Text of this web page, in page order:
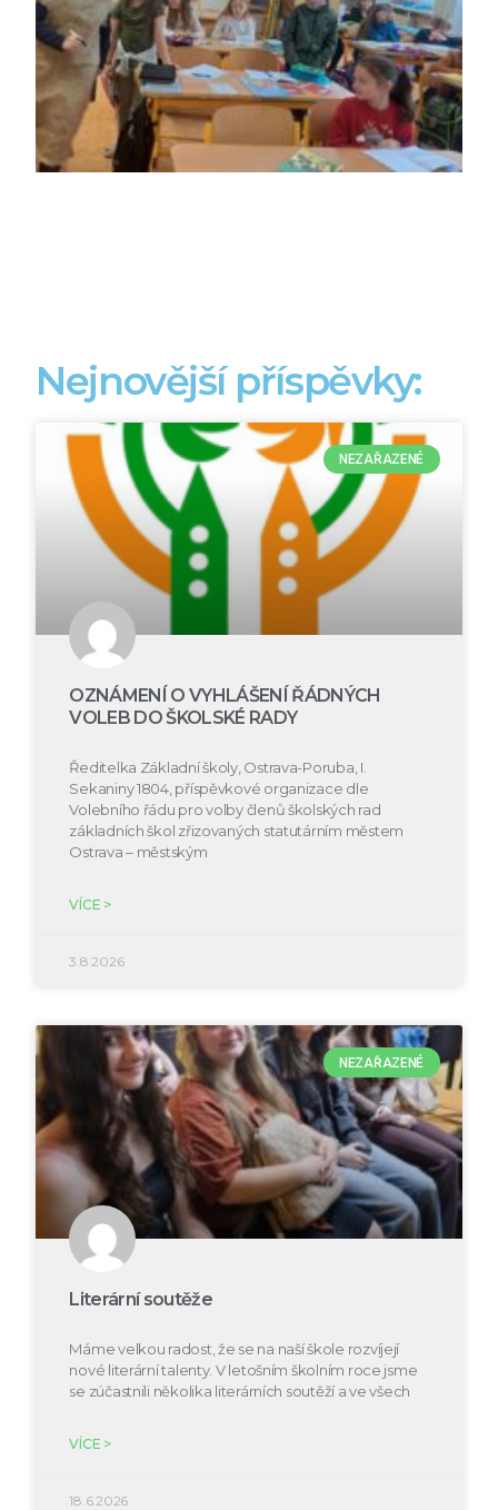
Nejnovější příspěvky:
NEZAŘAZENÉ
OZNÁMENÍ O VYHLÁŠENÍ ŘÁDNÝCH
VOLEB DO ŠKOLSKÉ RADY
Ředitelka Základní školy, Ostrava-Poruba, I.
Sekaniny 1804, příspěvkové organizace dle
Volebního řádu pro volby členů školských rad
základních škol zřizovaných statutárním městem
Ostrava – městským
VÍCE >
3.8.2026
NEZAŘAZENÉ
Literární soutěže
Máme velkou radost, že se na naší škole rozvíjejí
nové literární talenty. V letošním školním roce jsme
se zúčastnili několika literárních soutěží a ve všech
VÍCE >
18.6.2026